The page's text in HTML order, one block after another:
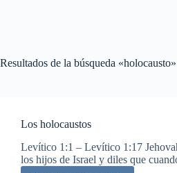
Resultados de la búsqueda «holocausto»
Los holocaustos
Levítico 1:1 – Levítico 1:17
los hijos de Israel y diles que